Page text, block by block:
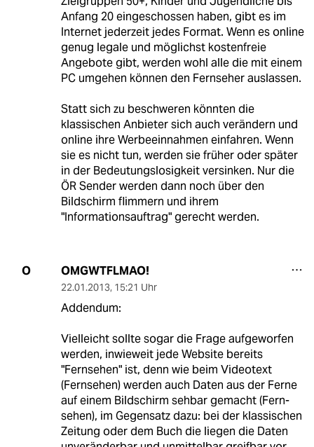
Anfang 20 eingeschossen haben, gibt es im
Internet jederzeit jedes Format. Wenn es online
genug legale und möglichst kostenfreie
Angebote gibt, werden wohl alle die mit einem
PC umgehen können den Fernseher auslassen.
Statt sich zu beschweren könnten die
klassischen Anbieter sich auch verändern und
online ihre Werbeeinnahmen einfahren. Wenn
sie es nicht tun, werden sie früher oder später
in der Bedeutungslosigkeit versinken. Nur die
ÖR Sender werden dann noch über den
Bildschirm flimmern und ihrem
"Informationsauftrag" gerecht werden.
O OMGWTFLMAO!
22.01.2013, 15:21 Uhr
Addendum:
Vielleicht sollte sogar die Frage aufgeworfen
werden, inwieweit jede Website bereits
"Fernsehen" ist, denn wie beim Videotext
(Fernsehen) werden auch Daten aus der Ferne
auf einem Bildschirm sehbar gemacht (Fern-
sehen), im Gegensatz dazu: bei der klassischen
Zeitung oder dem Buch die liegen die Daten